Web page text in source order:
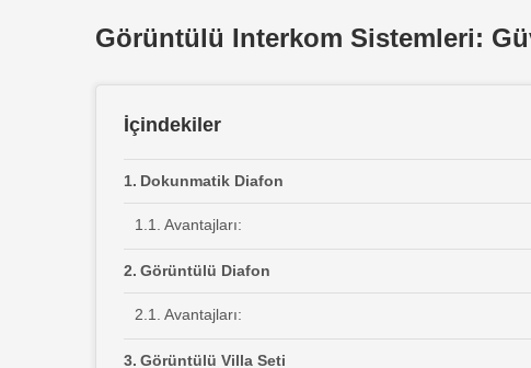
Görüntülü Interkom Sistemleri:
İçindekiler
Dokunmatik Diafon
Avantajları:
Görüntülü Diafon
Avantajları:
Görüntülü Villa Seti